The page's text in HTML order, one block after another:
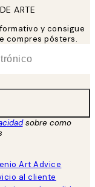
ARTE
y consigue
compres pósters.
sobre como
Art Advice
al cliente